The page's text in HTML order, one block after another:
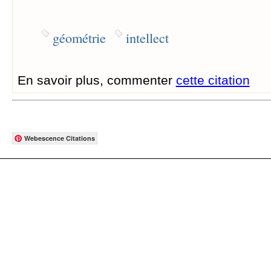
géométrie intellect
En savoir plus, commenter cette citation
Webescence Citations